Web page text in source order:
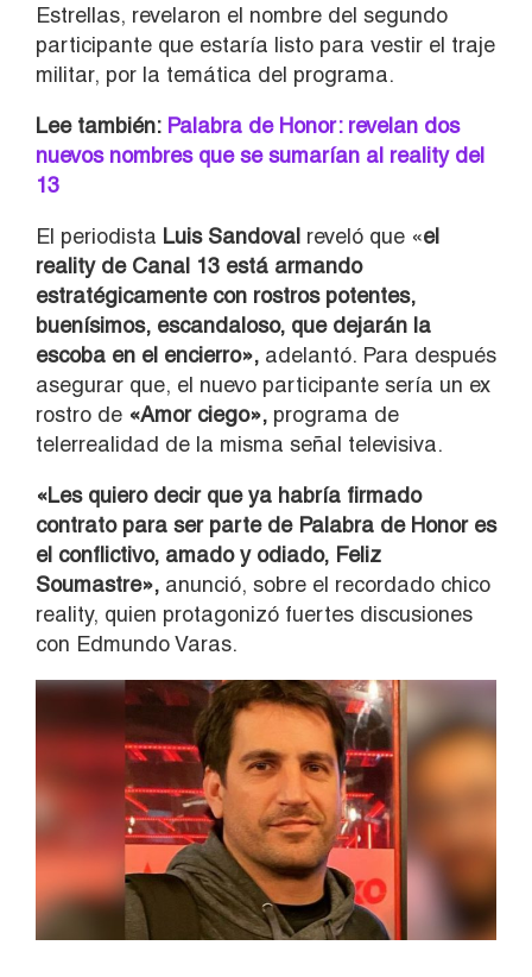
Estrellas, revelaron el nombre del segundo
participante que estaría listo para vestir el traje
militar, por la temática del programa.
Lee también: Palabra de Honor: revelan dos
nuevos nombres que se sumarían al reality del
13
El periodista Luis Sandoval reveló que «el
reality de Canal 13 está armando
estratégicamente con rostros potentes,
buenísimos, escandaloso, que dejarán la
escoba en el encierro», adelantó. Para después
asegurar que, el nuevo participante sería un ex
rostro de «Amor ciego», programa de
telerrealidad de la misma señal televisiva.
«Les quiero decir que ya habría firmado
contrato para ser parte de Palabra de Honor es
el conflictivo, amado y odiado, Feliz
Soumastre», anunció, sobre el recordado chico
reality, quien protagonizó fuertes discusiones
con Edmundo Varas.